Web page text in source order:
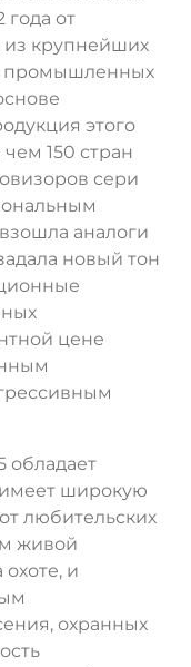
года от
из крупнейших
промышленных
этого
150 стран
сери
аналоги
новый тон
цене
обладает
широкую
любительских
живой
и
охранных